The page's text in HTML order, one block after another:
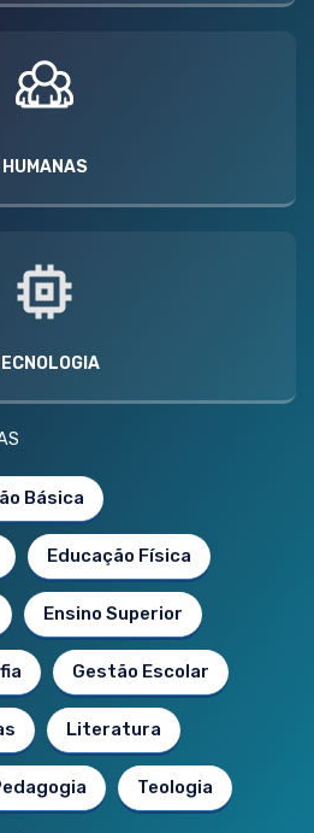
HUMANAS
Básica
Educação Física
Ensino Superior
Gestão Escolar
Literatura
Teologia